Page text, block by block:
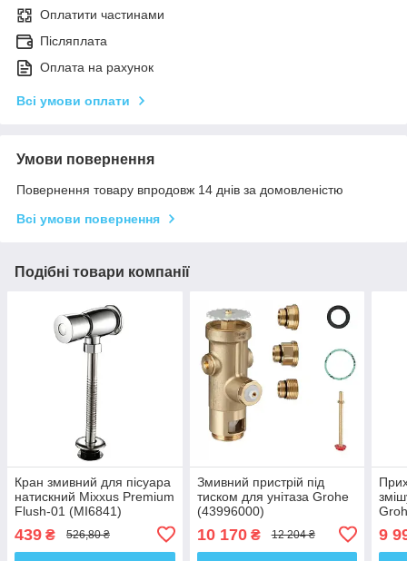
Оплатити частинами
Післяплата
Оплата на рахунок
Всі умови оплати
Умови повернення
Повернення товару впродовж 14 днів за домовленістю
Всі умови повернення
Подібні товари компанії
Кран змивний для пісуара
натискний Mixxus Premium
Flush-01 (MI6841)
439 ₴ 526,80 ₴
Змивний пристрій під
тиском для унітаза Grohe
(43996000)
10 170₴ 12 204 ₴ 9